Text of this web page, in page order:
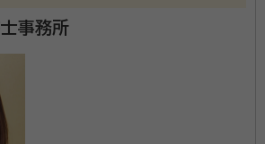
駅 豊川/豊川稲荷駅
駅
事務所